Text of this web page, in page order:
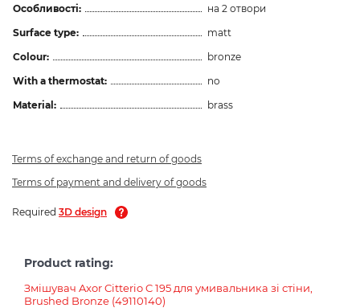
Особливості:
на 2 отвори
Surface type:
matt
Colour:
bronze
With a thermostat:
no
Material:
brass
Terms of exchange and return of goods
Terms of payment and delivery of goods
Required 3D design
Product rating:
Змішувач Axor Citterio C 195 для умивальника зі стіни,
Brushed Bronze (49110140)